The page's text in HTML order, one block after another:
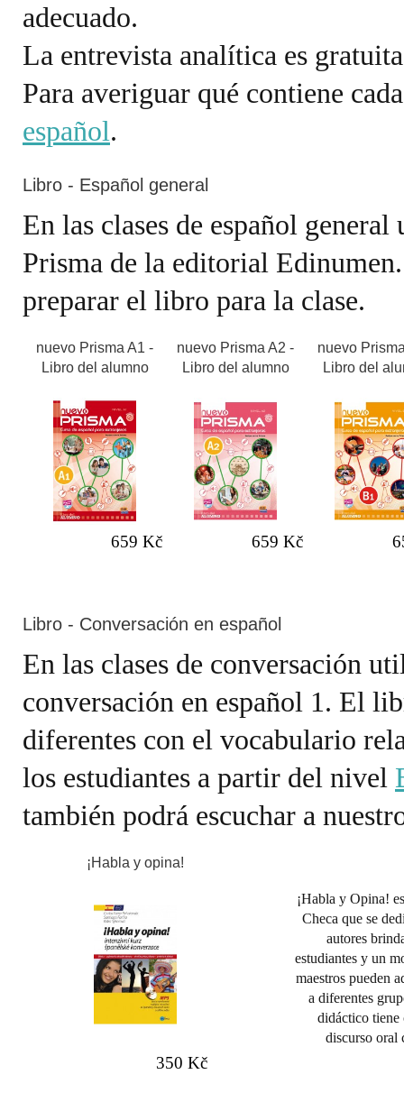
adecuado.
La entrevista analítica es
Para averiguar qué contiene
español.
Libro - Español general
En las clases de español
Prisma de la editorial
preparar el libro para la clase.
nuevo Prisma A1 -
Libro del alumno
nuevo Prisma A2 -
Libro del alumno
nuevo
Libro del
659 Kč 659 Kč
Libro - Conversación en español
En las clases de conversación
conversación en español 1. El
diferentes con el vocabulario
los estudiantes a partir del nivel
también podrá escuchar a
¡Habla y opina!
¡Habla y Opina!
Checa que se
autores
estudiantes y un
maestros pueden
a diferentes
didáctico tiene
discurso oral
350 Kč